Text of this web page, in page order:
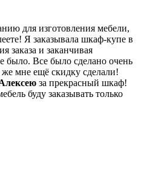
для изготовления мебели,
Я заказывала шкаф-купе в
заказа и заканчивая
было. Все было сделано очень
мне ещё скидку сделали!
за прекрасный шкаф!
буду заказывать только